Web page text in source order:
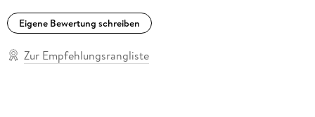
Eigene Bewertung schreiben
Zur Empfehlungsrangliste